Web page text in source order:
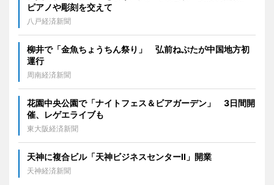
ピアノや彫刻を交えて
八戸経済新聞
柳井で「金魚ちょうちん祭り」 弘前ねぷたが中国地方初
運行
周南経済新聞
花園中央公園で「ナイトフェス＆ビアガーデン」 3日間開
催、レゲエライブも
東大阪経済新聞
天神に複合ビル「天神ビジネスセンターII」開業
天神経済新聞